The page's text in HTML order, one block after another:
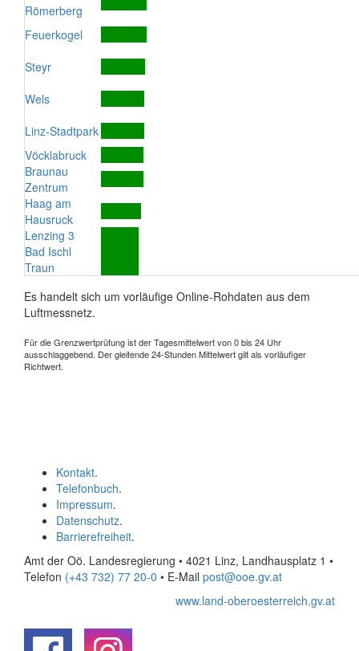
Römerberg
Feuerkogel
Steyr
Wels
Linz-Stadtpark
Vöcklabruck
Braunau
Zentrum
Haag am
Hausruck
Lenzing 3
Bad Ischl
Traun
Es handelt sich um vorläufige Online-Rohdaten aus dem
Luftmessnetz.
Für die Grenzwertprüfung ist der Tagesmittelwert von 0 bis 24 Uhr
ausschlaggebend. Der gleitende 24-Stunden Mittelwert gilt als vorläufiger
Richtwert.
Kontakt.
Telefonbuch.
Impressum.
Datenschutz.
Barrierefreiheit.
Amt der Oö. Landesregierung • 4021 Linz, Landhausplatz 1 •
Telefon (+43 732) 77 20-0 • E-Mail post@ooe.gv.at
www.land-oberoesterreich.gv.at